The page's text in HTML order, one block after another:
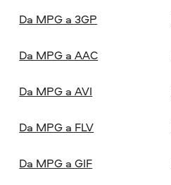
Da MPG a 3GP
Da MPG a AAC
Da MPG a AVI
Da MPG a FLV
Da MPG a GIF